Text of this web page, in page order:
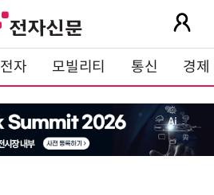
전자 모빌리티 통신 경제